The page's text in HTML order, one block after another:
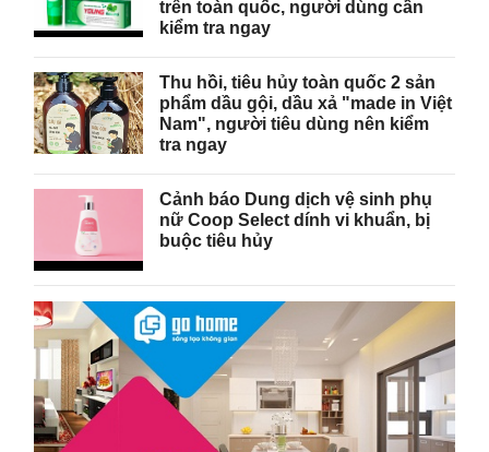
trên toàn quốc, người dùng cần
kiểm tra ngay
Thu hồi, tiêu hủy toàn quốc 2 sản
phẩm dầu gội, dầu xả "made in Việt
Nam", người tiêu dùng nên kiểm
tra ngay
Cảnh báo Dung dịch vệ sinh phụ
nữ Coop Select dính vi khuẩn, bị
buộc tiêu hủy